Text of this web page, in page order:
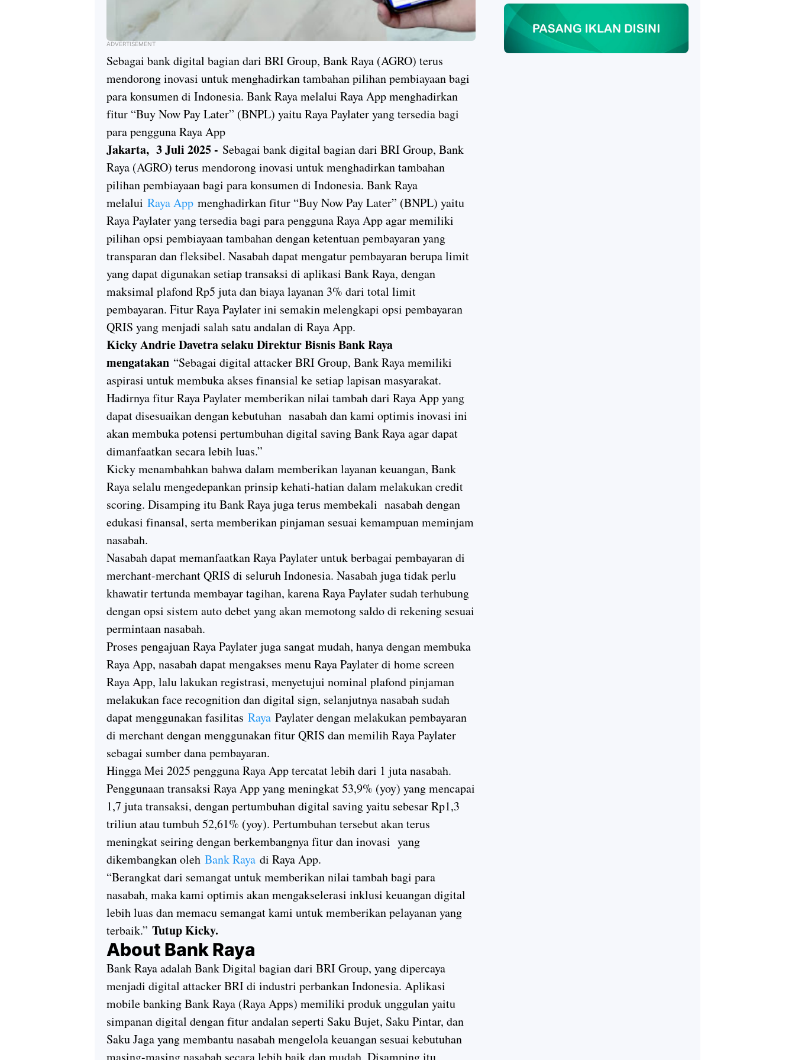
ADVERTISEMENT
Sebagai bank digital bagian dari BRI Group, Bank Raya (AGRO) terus
mendorong inovasi untuk menghadirkan tambahan pilihan pembiayaan bagi
para konsumen di Indonesia. Bank Raya melalui Raya App menghadirkan
fitur “Buy Now Pay Later” (BNPL) yaitu Raya Paylater yang tersedia bagi
para pengguna Raya App
Jakarta, 3 Juli 2025 - Sebagai bank digital bagian dari BRI Group, Bank
Raya (AGRO) terus mendorong inovasi untuk menghadirkan tambahan
pilihan pembiayaan bagi para konsumen di Indonesia. Bank Raya
melalui Raya App menghadirkan fitur “Buy Now Pay Later” (BNPL) yaitu
Raya Paylater yang tersedia bagi para pengguna Raya App agar memiliki
pilihan opsi pembiayaan tambahan dengan ketentuan pembayaran yang
transparan dan fleksibel. Nasabah dapat mengatur pembayaran berupa limit
yang dapat digunakan setiap transaksi di aplikasi Bank Raya, dengan
maksimal plafond Rp5 juta dan biaya layanan 3% dari total limit
pembayaran. Fitur Raya Paylater ini semakin melengkapi opsi pembayaran
QRIS yang menjadi salah satu andalan di Raya App.
Kicky Andrie Davetra selaku Direktur Bisnis Bank Raya
mengatakan “Sebagai digital attacker BRI Group, Bank Raya memiliki
aspirasi untuk membuka akses finansial ke setiap lapisan masyarakat.
Hadirnya fitur Raya Paylater memberikan nilai tambah dari Raya App yang
dapat disesuaikan dengan kebutuhan nasabah dan kami optimis inovasi ini
akan membuka potensi pertumbuhan digital saving Bank Raya agar dapat
dimanfaatkan secara lebih luas.”
Kicky menambahkan bahwa dalam memberikan layanan keuangan, Bank
Raya selalu mengedepankan prinsip kehati-hatian dalam melakukan credit
scoring. Disamping itu Bank Raya juga terus membekali nasabah dengan
edukasi finansal, serta memberikan pinjaman sesuai kemampuan meminjam
nasabah.
Nasabah dapat memanfaatkan Raya Paylater untuk berbagai pembayaran di
merchant-merchant QRIS di seluruh Indonesia. Nasabah juga tidak perlu
khawatir tertunda membayar tagihan, karena Raya Paylater sudah terhubung
dengan opsi sistem auto debet yang akan memotong saldo di rekening sesuai
permintaan nasabah.
Proses pengajuan Raya Paylater juga sangat mudah, hanya dengan membuka
Raya App, nasabah dapat mengakses menu Raya Paylater di home screen
Raya App, lalu lakukan registrasi, menyetujui nominal plafond pinjaman
melakukan face recognition dan digital sign, selanjutnya nasabah sudah
dapat menggunakan fasilitas Raya Paylater dengan melakukan pembayaran
di merchant dengan menggunakan fitur QRIS dan memilih Raya Paylater
sebagai sumber dana pembayaran.
Hingga Mei 2025 pengguna Raya App tercatat lebih dari 1 juta nasabah.
Penggunaan transaksi Raya App yang meningkat 53,9% (yoy) yang mencapai
1,7 juta transaksi, dengan pertumbuhan digital saving yaitu sebesar Rp1,3
triliun atau tumbuh 52,61% (yoy). Pertumbuhan tersebut akan terus
meningkat seiring dengan berkembangnya fitur dan inovasi yang
dikembangkan oleh Bank Raya di Raya App.
“Berangkat dari semangat untuk memberikan nilai tambah bagi para
nasabah, maka kami optimis akan mengakselerasi inklusi keuangan digital
lebih luas dan memacu semangat kami untuk memberikan pelayanan yang
terbaik.” Tutup Kicky.
About Bank Raya
Bank Raya adalah Bank Digital bagian dari BRI Group, yang dipercaya
menjadi digital attacker BRI di industri perbankan Indonesia. Aplikasi
mobile banking Bank Raya (Raya Apps) memiliki produk unggulan yaitu
simpanan digital dengan fitur andalan seperti Saku Bujet, Saku Pintar, dan
Saku Jaga yang membantu nasabah mengelola keuangan sesuai kebutuhan
masing-masing nasabah secara lebih baik dan mudah. Disamping itu,